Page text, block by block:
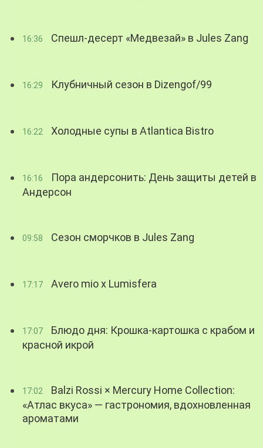
16:36 Спешл-десерт «Медвезай» в Jules Zang
16:29 Клубничный сезон в Dizengof/99
16:22 Холодные супы в Atlantica Bistro
16:16
Пора андерсонить: День защиты детей в
Андерсон
09:58 Сезон сморчков в Jules Zang
17:17 Avero mio x Lumisfera
17:07
Блюдо дня: Крошка-картошка с крабом и
красной икрой
17:02
Balzi Rossi × Mercury Home Collection:
«Атлас вкуса» — гастрономия, вдохновленная
ароматами